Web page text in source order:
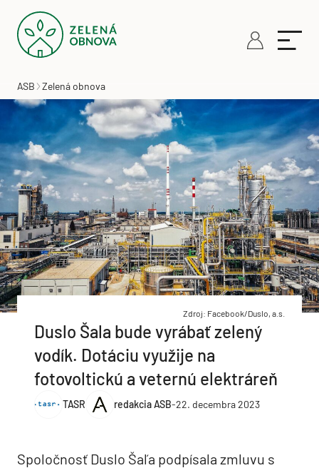
ASB Zelená obnova
Zdroj: Facebook/Duslo, a.s.
Duslo Šala bude vyrábať zelený
vodík. Dotáciu využije na
fotovoltickú a veternú elektráreň
TASR redakcia ASB-22. decembra 2023
Spoločnosť Duslo Šaľa podpísala zmluvu s